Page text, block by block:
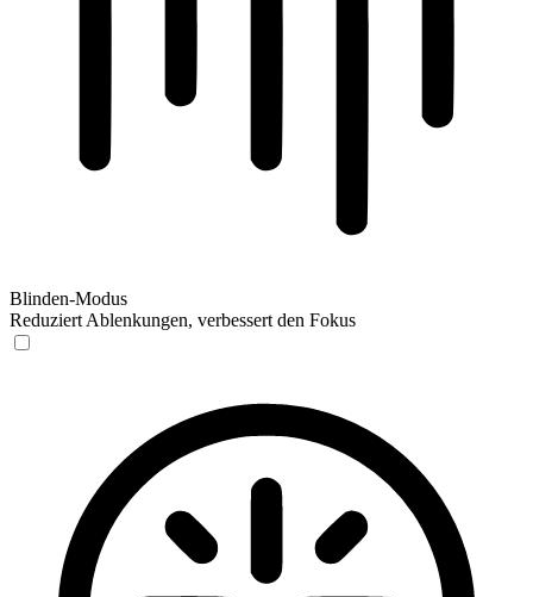
Blinden-Modus
Reduziert Ablenkungen, verbessert den Fokus